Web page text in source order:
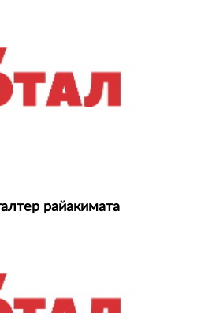
райакимата